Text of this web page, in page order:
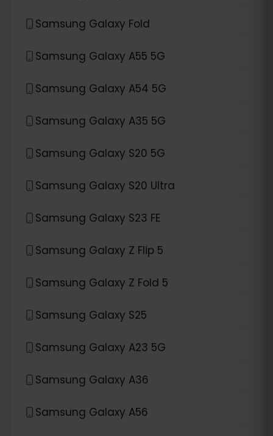
Samsung Galaxy Fold
Samsung Galaxy A55 5G
Samsung Galaxy A54 5G
Samsung Galaxy A35 5G
Samsung Galaxy S20 5G
Samsung Galaxy S20 Ultra
Samsung Galaxy S23 FE
Samsung Galaxy Z Flip 5
Samsung Galaxy Z Fold 5
Samsung Galaxy S25
Samsung Galaxy A23 5G
Samsung Galaxy A36
Samsung Galaxy A56